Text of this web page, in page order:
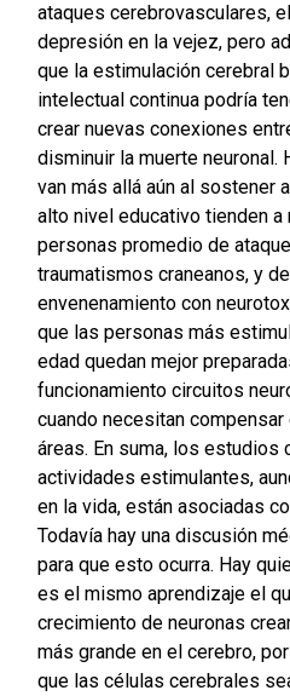
ataques cerebrovasculares,
depresión en la vejez, pero
que la estimulación cerebral
intelectual continua podría
crear nuevas conexiones
disminuir la muerte neuronal.
van más allá aún al sostener
alto nivel educativo tienden a
personas promedio de
traumatismos craneanos, y
envenenamiento con
que las personas más
edad quedan mejor
funcionamiento circuitos
cuando necesitan
áreas. En suma, los estudios
actividades estimulantes,
en la vida, están asociadas
Todavía hay una discusión
para que esto ocurra. Hay
es el mismo aprendizaje el
crecimiento de neuronas
más grande en el cerebro,
que las células cerebrales